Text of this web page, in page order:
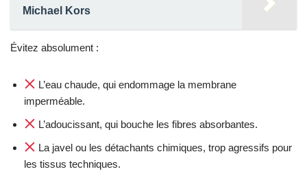
Michael Kors
Évitez absolument :
L’eau chaude, qui endommage la membrane
imperméable.
L’adoucissant, qui bouche les fibres absorbantes.
La javel ou les détachants chimiques, trop agressifs pour
les tissus techniques.